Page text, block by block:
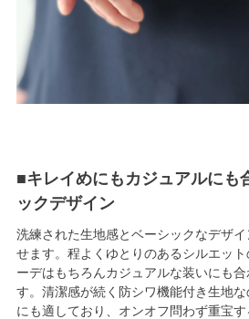
■キレイめにもカジュアルにも
ックデザイン
洗練された生地感とベーシックなデザ
せます。程よくゆとりのあるシルエッ
ーデはもちろんカジュアルな装いにも
す。清潔感が続く防シワ機能付き生地
にも適しており、オンオフ問わず重宝す